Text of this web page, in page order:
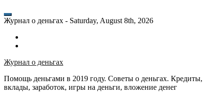
Журнал о деньгах - Saturday, August 8th, 2026
банка
24
для
взять
WebMoney?
Журнал о деньгах
Помощь деньгами в 2019 году. Советы о деньгах. Кредиты,
вклады, заработок, игры на деньги, вложение денег